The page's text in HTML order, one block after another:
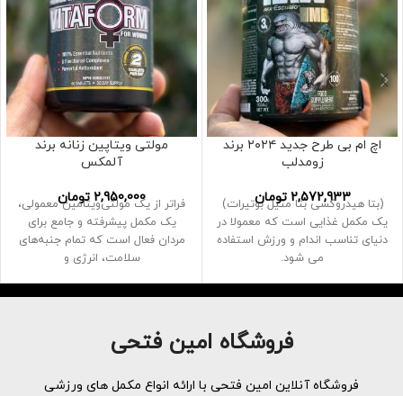
اچ ام بی طرح جدید ۲۰۲۴ برند
زومدلب
2,572,933 تومان
(بتا هیدروکسی بتا متیل بوتیرات)
یک مکمل غذایی است که معمولا در
دنیای تناسب اندام و ورزش استفاده
می شود.
مولتی ویتاپین زنانه برند
آلمکس
2,950,000 تومان
فراتر از یک مولتی‌ویتامین معمولی،
یک مکمل پیشرفته و جامع برای
مردان فعال است که تمام جنبه‌های
سلامت، انرژی و
فروشگاه امین فتحی
فروشگاه آنلاین امین فتحی با ارائه انواع مکمل های ورزشی